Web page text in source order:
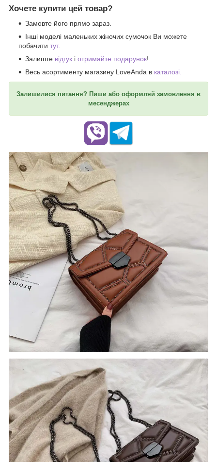
Хочете купити цей товар?
Замовте його прямо зараз.
Інші моделі маленьких жіночих сумочок Ви можете
побачити тут.
Залиште відгук і отримайте подарунок!
Весь асортименту магазину LoveAnda в каталозі.
Залишилися питання? Пиши або оформляй замовлення в
месенджерах